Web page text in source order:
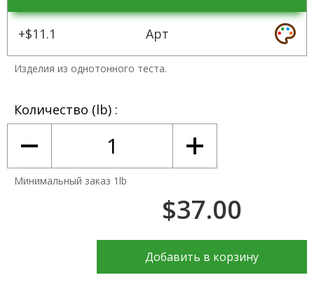
Арт
+$11.1
Изделия из однотонного теста.
Количество (lb)
Минимальный заказ 1lb
$37.00
Добавить в корзину